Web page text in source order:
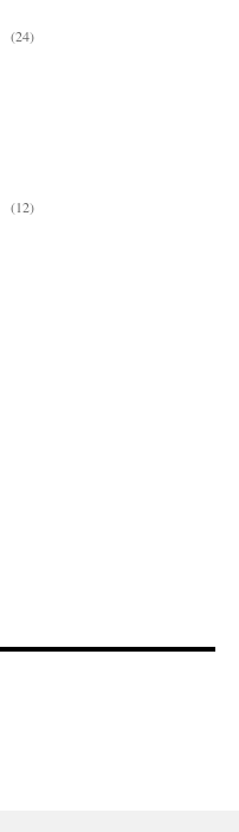
(24)
(12)